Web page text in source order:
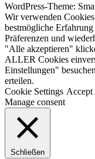
WordPress-Theme:
Wir verwenden
bestmögliche
Präferenzen und
"Alle akzeptieren"
ALLER Cookies
Einstellungen"
erteilen.
Cookie Settings
Manage consent
Schließen